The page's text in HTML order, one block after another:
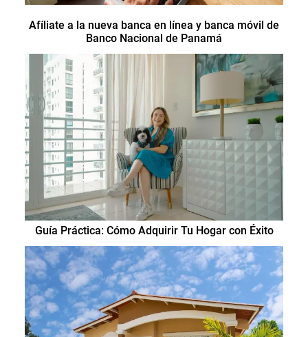
Afíliate a la nueva banca en línea y banca móvil de
Banco Nacional de Panamá
Guía Práctica: Cómo Adquirir Tu Hogar con Éxito